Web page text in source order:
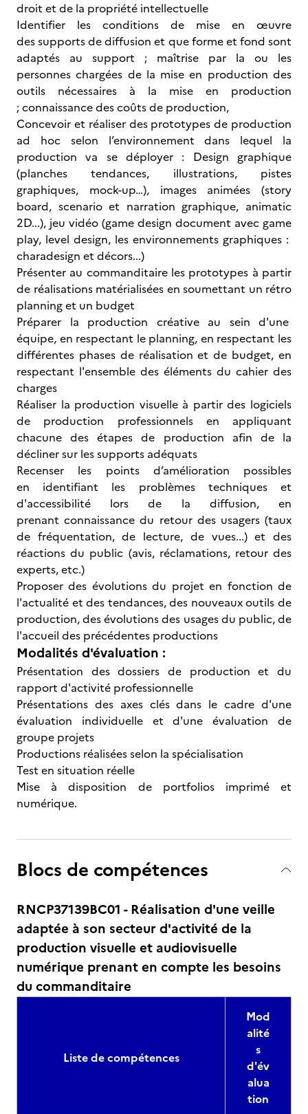
droit et de la propriété intellectuelle
Identifier les conditions de mise en œuvre
des supports de diffusion et que forme et fond sont
adaptés au support ; maîtrise par la ou les
personnes chargées de la mise en production des
outils nécessaires à la mise en production
; connaissance des coûts de production,
Concevoir et réaliser des prototypes de production
ad hoc selon l’environnement dans lequel la
production va se déployer : Design graphique
(planches tendances, illustrations, pistes
graphiques, mock-up…), images animées (story
board, scenario et narration graphique, animatic
2D...), jeu vidéo (game design document avec game
play, level design, les environnements graphiques :
charadesign et décors...)
Présenter au commanditaire les prototypes à partir
de réalisations matérialisées en soumettant un rétro
planning et un budget
Préparer la production créative au sein d'une
équipe, en respectant le planning, en respectant les
différentes phases de réalisation et de budget, en
respectant l'ensemble des éléments du cahier des
charges
Réaliser la production visuelle à partir des logiciels
de production professionnels en appliquant
chacune des étapes de production afin de la
décliner sur les supports adéquats
Recenser les points d’amélioration possibles
en identifiant les problèmes techniques et
d'accessibilité lors de la diffusion, en
prenant connaissance du retour des usagers (taux
de fréquentation, de lecture, de vues...) et des
réactions du public (avis, réclamations, retour des
experts, etc.)
Proposer des évolutions du projet en fonction de
l'actualité et des tendances, des nouveaux outils de
production, des évolutions des usages du public, de
l'accueil des précédentes productions
Modalités d'évaluation :
Présentation des dossiers de production et du
rapport d'activité professionnelle
Présentations des axes clés dans le cadre d'une
évaluation individuelle et d'une évaluation de
groupe projets
Productions réalisées selon la spécialisation
Test en situation réelle
Mise à disposition de portfolios imprimé et
numérique.
Blocs de compétences
RNCP37139BC01 - Réalisation d'une veille
adaptée à son secteur d'activité de la
production visuelle et audiovisuelle
numérique prenant en compte les besoins
du commanditaire
Liste de compétences
Mod
alité
s
d'év
alua
tion